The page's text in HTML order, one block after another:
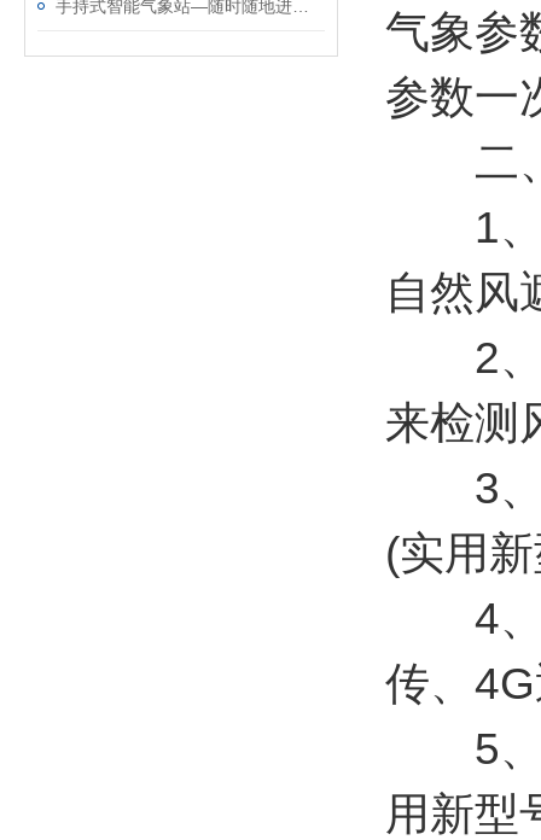
气象参
参数一
二、
1、
自然风
2、
来检测
3、
(实用
4、
传、
5、
用新型